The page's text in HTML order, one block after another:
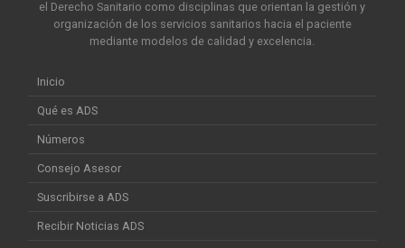
el Derecho Sanitario como disciplinas que orientan la gestión y
organización de los servicios sanitarios hacia el paciente
mediante modelos de calidad y excelencia.
Inicio
Qué es ADS
Números
Consejo Asesor
Suscribirse a ADS
Recibir Noticias ADS